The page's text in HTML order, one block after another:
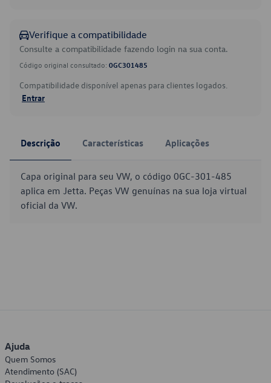
Verifique a compatibilidade
Consulte a compatibilidade fazendo login na sua conta.
Código original consultado: 0GC301485
Compatibilidade disponível apenas para clientes logados.
Entrar
Descrição Características Aplicações
Capa original para seu VW, o código 0GC-301-485
aplica em Jetta. Peças VW genuínas na sua loja virtual
oficial da VW.
Ajuda
Quem Somos
Atendimento (SAC)